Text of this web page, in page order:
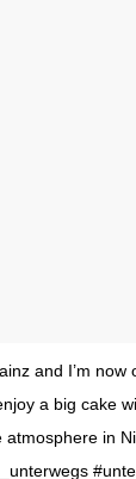
and I’m now
a big cake
atmosphere in